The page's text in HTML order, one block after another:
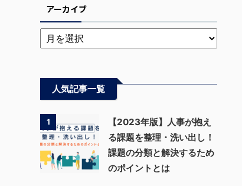
アーカイブ
人気記事一覧
1
【2023年版】人事が抱え
る課題を整理・洗い出し！
課題の分類と解決するため
のポイントとは